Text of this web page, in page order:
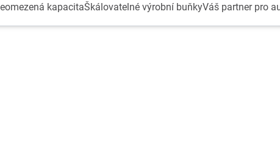
kapacitaŠkálovatelné výrobní buňkyVáš partner pro